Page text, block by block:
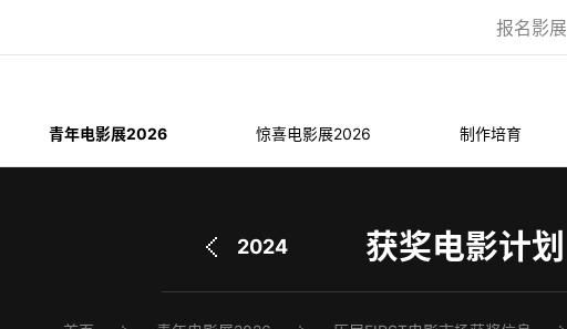
报名影展
青年电影展2026 惊喜电影展2026 制作培育
2024 获奖电影计划